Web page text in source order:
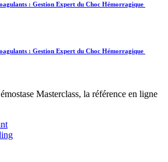
: Gestion Expert du Choc Hémorragique
: Gestion Expert du Choc Hémorragique
Masterclass, la référence en ligne